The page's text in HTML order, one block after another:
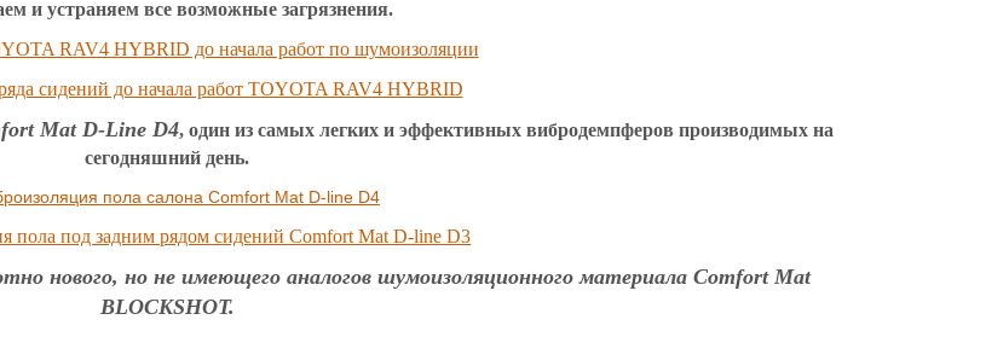
и устраняем все возможные загрязнения.
Mat D-Line D4, один из самых легких и эффективных вибродемпферов производимых на
сегодняшний день.
нового, но не имеющего аналогов шумоизоляционного материала Comfort Mat
BLOCKSHOT.